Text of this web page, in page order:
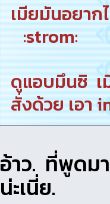
เมียมันอยา
:strom:
ดูแอบมึนซิ เ
สั่งด้วย เอา
อ้าว. ที่พูดม
น่ะเนี่ย.